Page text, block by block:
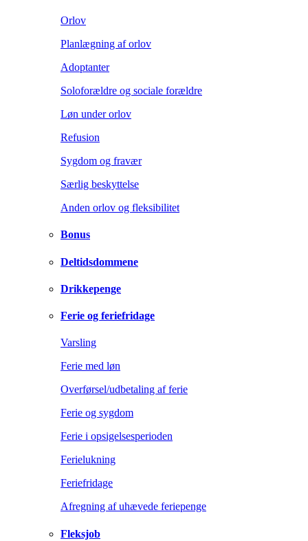
Orlov
Planlægning af orlov
Adoptanter
Soloforældre og sociale forældre
Løn under orlov
Refusion
Sygdom og fravær
Særlig beskyttelse
Anden orlov og fleksibilitet
Bonus
Deltidsdommene
Drikkepenge
Ferie og feriefridage
Varsling
Ferie med løn
Overførsel/udbetaling af ferie
Ferie og sygdom
Ferie i opsigelsesperioden
Ferielukning
Feriefridage
Afregning af uhævede feriepenge
Fleksjob